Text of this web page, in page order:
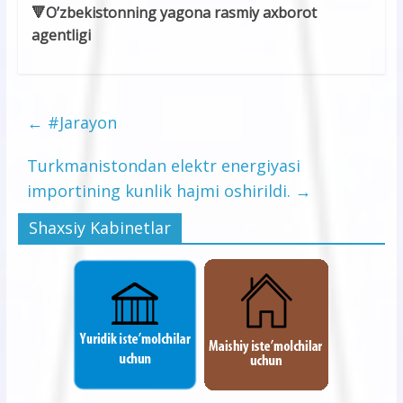
🔻O’zbekistonning yagona rasmiy axborot
agentligi
← #Jarayon
Turkmanistondan elektr energiyasi
importining kunlik hajmi oshirildi. →
Shaxsiy Kabinetlar